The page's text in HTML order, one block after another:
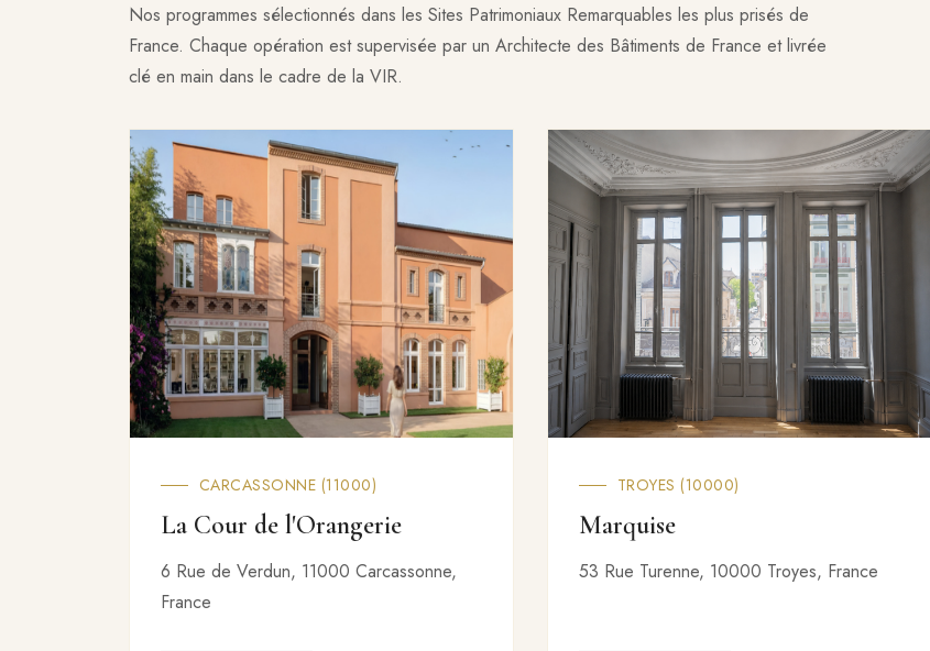
Nos programmes sélectionnés dans les Sites Patrimoniaux Remarquables les plus prisés de
France. Chaque opération est supervisée par un Architecte des Bâtiments de France et livrée
clé en main dans le cadre de la VIR.
CARCASSONNE (11000)
La Cour de l'Orangerie
6 Rue de Verdun, 11000 Carcassonne,
France
TROYES (10000)
Marquise
53 Rue Turenne, 10000 Troyes, France